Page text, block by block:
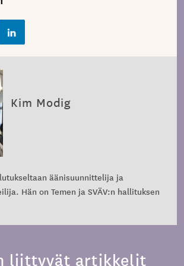
Kim Modig
äänisuunnittelija ja
Hän on Temen ja SVÄV:n hallituksen
liittyvät artikkelit